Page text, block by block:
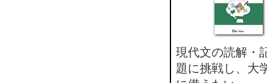
現代文の読解・
題に挑戦し、大